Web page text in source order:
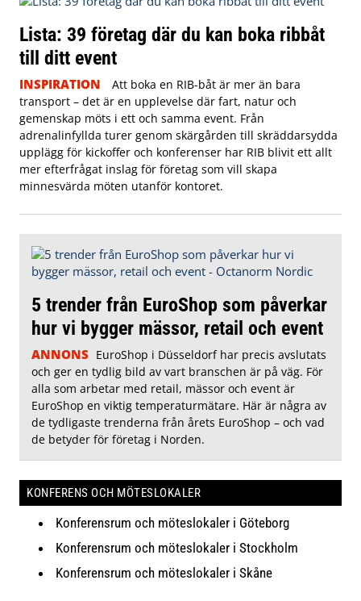
Lista: 39 företag där du kan boka ribbåt
till ditt event
INSPIRATION
Att boka en RIB-båt är mer än bara
transport – det är en upplevelse där fart, natur och
gemenskap möts i ett och samma event. Från
adrenalinfyllda turer genom skärgården till skräddarsydda
upplägg för kickoffer och konferenser har RIB blivit ett allt
mer efterfrågat inslag för företag som vill skapa
minnesvärda möten utanför kontoret.
5 trender från EuroShop som påverkar
hur vi bygger mässor, retail och event
ANNONS EuroShop i Düsseldorf har precis avslutats
och ger en tydlig bild av vart branschen är på väg. För
alla som arbetar med retail, mässor och event är
EuroShop en viktig temperaturmätare. Här är några av
de tydligaste trenderna från årets EuroShop – och vad
de betyder för företag i Norden.
KONFERENS OCH MÖTESLOKALER
Konferensrum och möteslokaler i Göteborg
Konferensrum och möteslokaler i Stockholm
Konferensrum och möteslokaler i Skåne